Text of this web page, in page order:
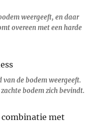
weergeeft, en daar
overeen met een harde
van de bodem weergeeft.
bodem zich bevindt.